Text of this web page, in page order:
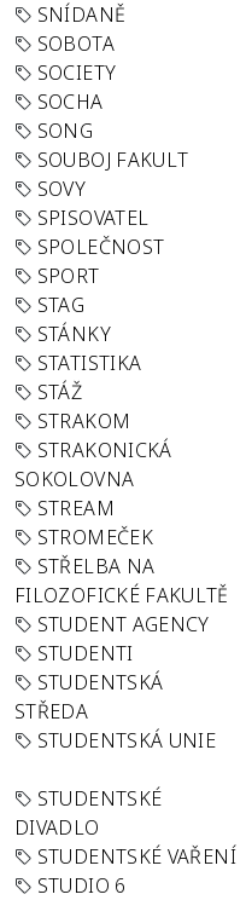
SNÍDANĚ
SOBOTA
SOCIETY
SOCHA
SONG
SOUBOJ FAKULT
SOVY
SPISOVATEL
SPOLEČNOST
SPORT
STAG
STÁNKY
STATISTIKA
STÁŽ
STRAKOM
STRAKONICKÁ
SOKOLOVNA
STREAM
STROMEČEK
STŘELBA NA
FILOZOFICKÉ FAKULTĚ
STUDENT AGENCY
STUDENTI
STUDENTSKÁ
STŘEDA
STUDENTSKÁ UNIE
STUDENTSKÉ
DIVADLO
STUDENTSKÉ VAŘENÍ
STUDIO 6